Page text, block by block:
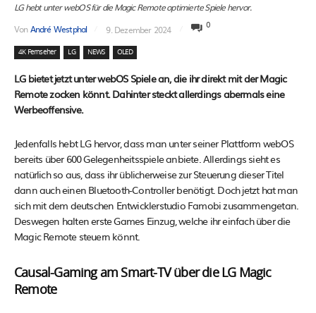
LG hebt unter webOS für die Magic Remote optimierte Spiele hervor.
VonAndré Westphal 9. Dezember 2024 0
4K Fernseher LG NEWS OLED
LG bietet jetzt unter webOS Spiele an, die ihr direkt mit der Magic
Remote zocken könnt. Dahinter steckt allerdings abermals eine
Werbeoffensive.
Jedenfalls hebt LG hervor, dass man unter seiner Plattform webOS
bereits über 600 Gelegenheitsspiele anbiete. Allerdings sieht es
natürlich so aus, dass ihr üblicherweise zur Steuerung dieser Titel
dann auch einen Bluetooth-Controller benötigt. Doch jetzt hat man
sich mit dem deutschen Entwicklerstudio Famobi zusammengetan.
Deswegen halten erste Games Einzug, welche ihr einfach über die
Magic Remote steuern könnt.
Causal-Gaming am Smart-TV über die LG Magic
Remote